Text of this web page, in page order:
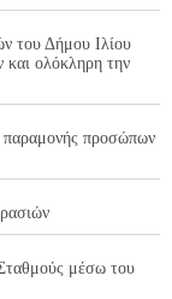
του Δήμου Ιλίου
και ολόκληρη την
παραμονής προσώπων
μέσω του